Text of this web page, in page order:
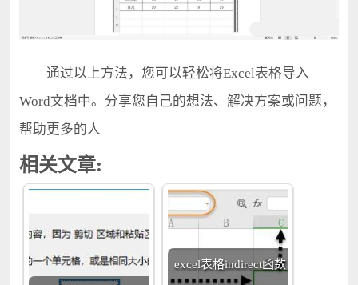
通过以上方法，您可以轻松将Excel表格导入
Word文档中。分享您自己的想法、解决方案或问题，
帮助更多的人
相关文章:
excel表格indirect函数